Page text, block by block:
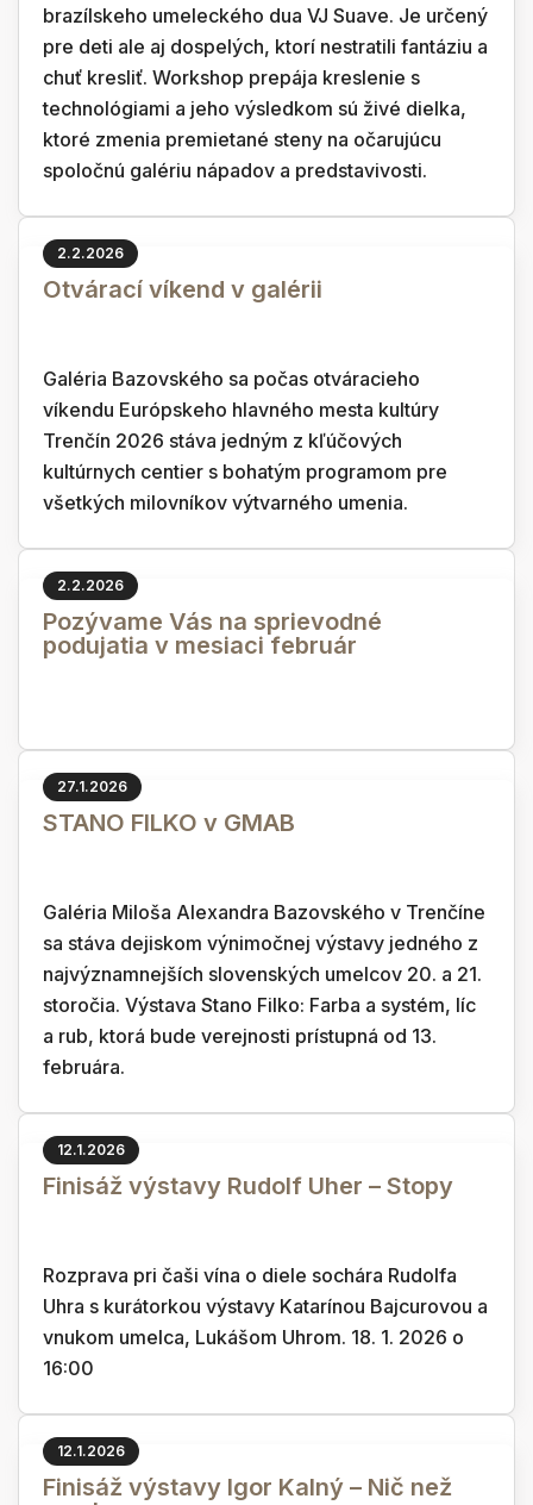
brazílskeho umeleckého dua VJ Suave. Je určený
pre deti ale aj dospelých, ktorí nestratili fantáziu a
chuť kresliť. Workshop prepája kreslenie s
technológiami a jeho výsledkom sú živé dielka,
ktoré zmenia premietané steny na očarujúcu
spoločnú galériu nápadov a predstavivosti.
2.2.2026
Otvárací víkend v galérii
Galéria Bazovského sa počas otváracieho
víkendu Európskeho hlavného mesta kultúry
Trenčín 2026 stáva jedným z kľúčových
kultúrnych centier s bohatým programom pre
všetkých milovníkov výtvarného umenia.
2.2.2026
Pozývame Vás na sprievodné
podujatia v mesiaci február
27.1.2026
STANO FILKO v GMAB
Galéria Miloša Alexandra Bazovského v Trenčíne
sa stáva dejiskom výnimočnej výstavy jedného z
najvýznamnejších slovenských umelcov 20. a 21.
storočia. Výstava Stano Filko: Farba a systém, líc
a rub, ktorá bude verejnosti prístupná od 13.
februára.
12.1.2026
Finisáž výstavy Rudolf Uher – Stopy
Rozprava pri čaši vína o diele sochára Rudolfa
Uhra s kurátorkou výstavy Katarínou Bajcurovou a
vnukom umelca, Lukášom Uhrom. 18. 1. 2026 o
16:00
12.1.2026
Finisáž výstavy Igor Kalný – Nič než